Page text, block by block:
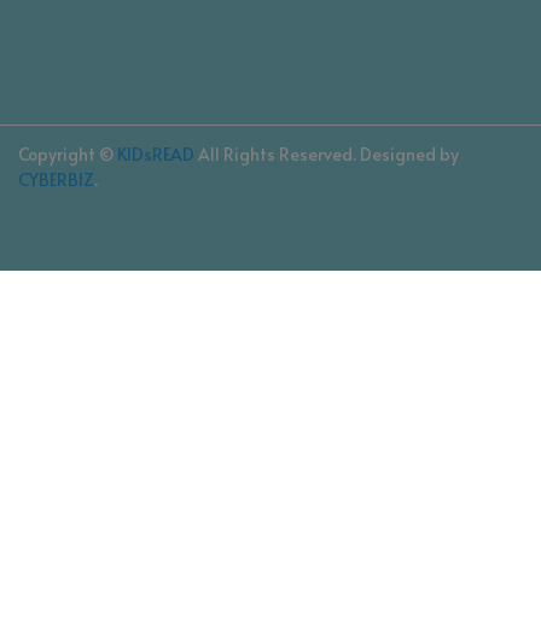
Copyright © KIDsREAD All Rights Reserved. Designed by
CYBERBIZ.